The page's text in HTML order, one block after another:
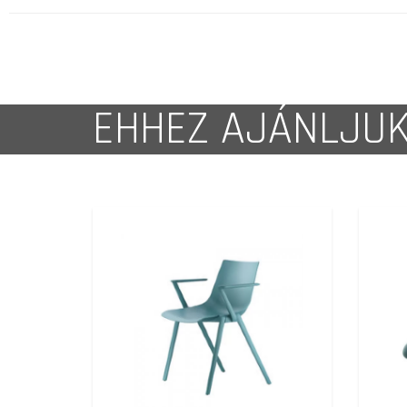
EHHEZ